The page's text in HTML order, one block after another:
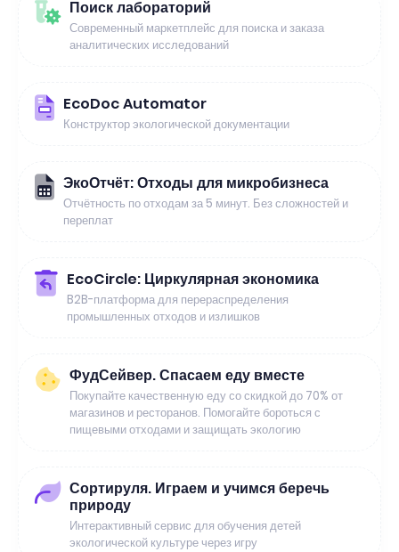
Поиск лабораторий
Современный маркетплейс для поиска и заказа
аналитических исследований
EcoDoc Automator
Конструктор экологической документации
ЭкоОтчёт: Отходы для микробизнеса
Отчётность по отходам за 5 минут. Без сложностей и
переплат
EcoCircle: Циркулярная экономика
B2B-платформа для перераспределения
промышленных отходов и излишков
ФудСейвер. Спасаем еду вместе
Покупайте качественную еду со скидкой до 70% от
магазинов и ресторанов. Помогайте бороться с
пищевыми отходами и защищать экологию
Сортируля. Играем и учимся беречь
природу
Интерактивный сервис для обучения детей
экологической культуре через игру